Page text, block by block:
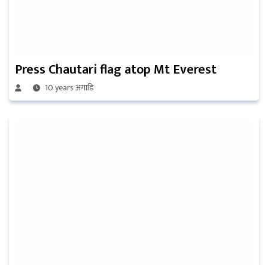
Press Chautari flag atop Mt Everest
10 years अगाडि